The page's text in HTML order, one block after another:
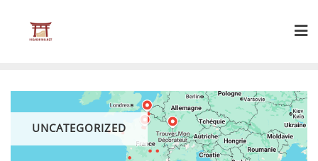
content
UNCATEGORIZED